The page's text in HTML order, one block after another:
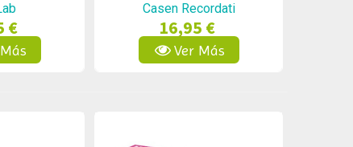
€
Casen Recordati
16,95 €
Ver Más